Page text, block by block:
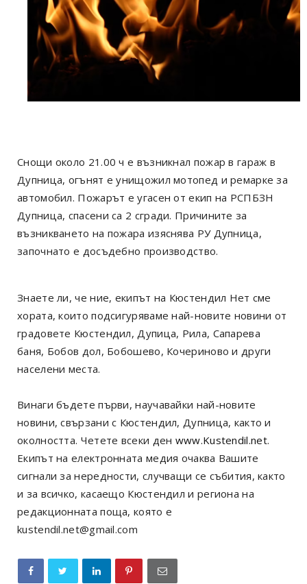
Снощи около 21.00 ч е възникнал пожар в гараж в
Дупница, огънят е унищожил мотопед и ремарке за
автомобил. Пожарът е угасен от екип на РСПБЗН
Дупница, спасени са 2 сгради. Причините за
възникването на пожара изяснява РУ Дупница,
започнато е досъдебно производство.
Знаете ли, че ние, екипът на Кюстендил Нет сме
хората, които подсигуряваме най-новите новини от
градовете Кюстендил, Дупица, Рила, Сапарева
баня, Бобов дол, Бобошево, Кочериново и други
населени места.
Винаги бъдете първи, научавайки най-новите
новини, свързани с Кюстендил, Дупница, както и
околността. Четете всеки ден www.Kustendil.net.
Екипът на електронната медия очаква Вашите
сигнали за нередности, случващи се събития, както
и за всичко, касаещо Кюстендил и региона на
редакционната поща, която е
kustendil.net@gmail.com